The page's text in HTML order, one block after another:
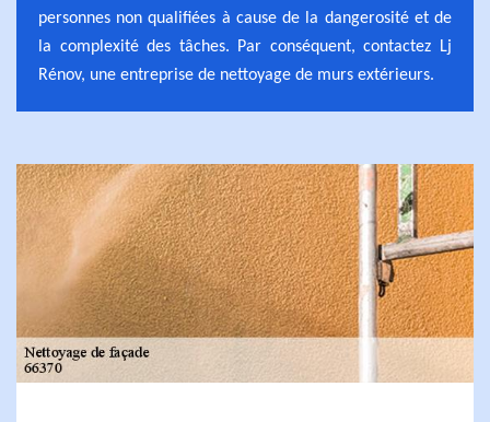
personnes non qualifiées à cause de la dangerosité et de
la complexité des tâches. Par conséquent, contactez Lj
Rénov, une entreprise de nettoyage de murs extérieurs.